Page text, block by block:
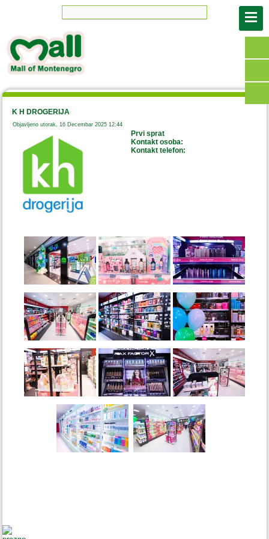
K H DROGERIJA
Objavljeno utorak, 16 Decembar 2025 12:44
Prvi sprat
Kontakt osoba:
Kontakt telefon: